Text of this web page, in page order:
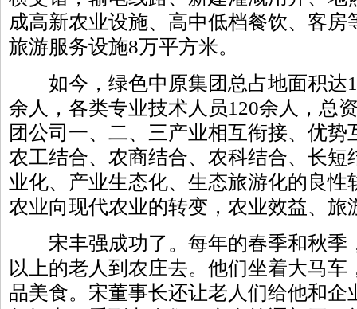
成高新农业设施、高中低档餐饮、客
旅游服务设施8万平方米。
如今，绿色中原集团总占地面积达
余人，各类专业技术人员120余人，总
团公司一、二、三产业相互衔接、优
农工结合、农商结合、农科结合、长短
业化、产业生态化、生态旅游化的良性
农业向现代农业的转变，农业效益、旅
宋丰强成功了。每年的春季和秋季
以上的老人到农庄去。他们坐着大马
品美食。宋董事长还让老人们给他和企